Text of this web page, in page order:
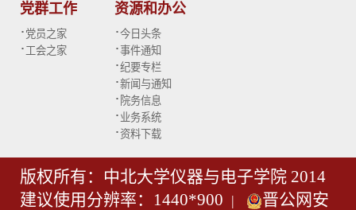
党群工作
· 党员之家
· 工会之家
资源和办公
·今日头条
·事件通知
·纪要专栏
·新闻与通知
· 院务信息
· 业务系统
·资料下载
版权所有：中北大学仪器与电子学院 2014
建议使用分辨率：1440*900 |
晋公网安